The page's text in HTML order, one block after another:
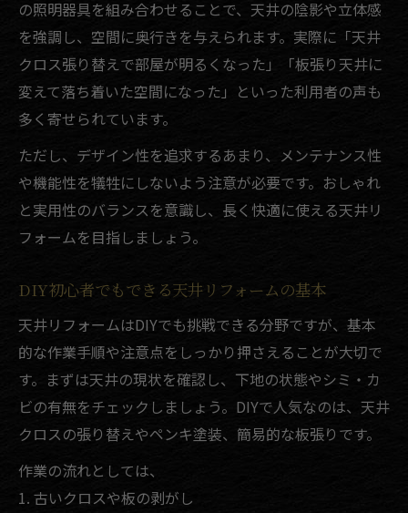
の照明器具を組み合わせることで、天井の陰影や立体感
を強調し、空間に奥行きを与えられます。実際に「天井
クロス張り替えで部屋が明るくなった」「板張り天井に
変えて落ち着いた空間になった」といった利用者の声も
多く寄せられています。
ただし、デザイン性を追求するあまり、メンテナンス性
や機能性を犠牲にしないよう注意が必要です。おしゃれ
と実用性のバランスを意識し、長く快適に使える天井リ
フォームを目指しましょう。
DIY初心者でもできる天井リフォームの基本
天井リフォームはDIYでも挑戦できる分野ですが、基本
的な作業手順や注意点をしっかり押さえることが大切で
す。まずは天井の現状を確認し、下地の状態やシミ・カ
ビの有無をチェックしましょう。DIYで人気なのは、天井
クロスの張り替えやペンキ塗装、簡易的な板張りです。
作業の流れとしては、
1. 古いクロスや板の剥がし